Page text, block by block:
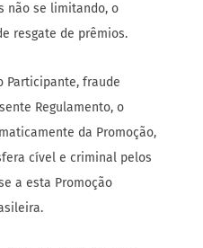
não se limitando, o
resgate de prêmios.
Participante, fraude
Regulamento, o
da Promoção,
cível e criminal pelos
a esta Promoção